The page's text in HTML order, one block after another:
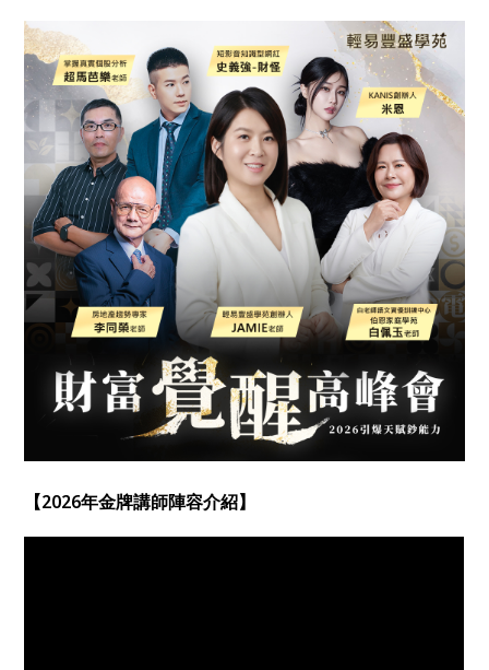
【2026年金牌講師陣容介紹】